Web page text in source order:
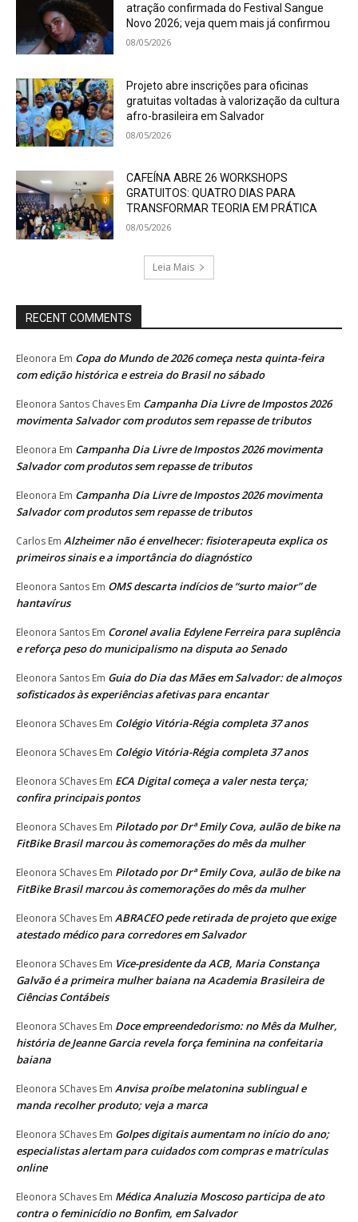
atração confirmada do Festival Sangue
Novo 2026; veja quem mais já confirmou
08/05/2026
Projeto abre inscrições para oficinas
gratuitas voltadas à valorização da cultura
afro-brasileira em Salvador
08/05/2026
CAFEÍNA ABRE 26 WORKSHOPS
GRATUITOS: QUATRO DIAS PARA
TRANSFORMAR TEORIA EM PRÁTICA
08/05/2026
Leia Mais
RECENT COMMENTS
Eleonora Em Copa do Mundo de 2026 começa nesta quinta-feira
com edição histórica e estreia do Brasil no sábado
Eleonora Santos Chaves Em Campanha Dia Livre de Impostos 2026
movimenta Salvador com produtos sem repasse de tributos
Eleonora Em Campanha Dia Livre de Impostos 2026 movimenta
Salvador com produtos sem repasse de tributos
Eleonora Em Campanha Dia Livre de Impostos 2026 movimenta
Salvador com produtos sem repasse de tributos
Carlos Em Alzheimer não é envelhecer: fisioterapeuta explica os
primeiros sinais e a importância do diagnóstico
Eleonora Santos Em OMS descarta indícios de “surto maior” de
hantavírus
Eleonora Santos Em Coronel avalia Edylene Ferreira para suplência
e reforça peso do municipalismo na disputa ao Senado
Eleonora Santos Em Guia do Dia das Mães em Salvador: de almoços
sofisticados às experiências afetivas para encantar
Eleonora SChaves Em Colégio Vitória-Régia completa 37 anos
Eleonora SChaves Em Colégio Vitória-Régia completa 37 anos
Eleonora SChaves Em ECA Digital começa a valer nesta terça;
confira principais pontos
Eleonora SChaves Em Pilotado por Drª Emily Cova, aulão de bike na
FitBike Brasil marcou às comemorações do mês da mulher
Eleonora SChaves Em Pilotado por Drª Emily Cova, aulão de bike na
FitBike Brasil marcou às comemorações do mês da mulher
Eleonora SChaves Em ABRACEO pede retirada de projeto que exige
atestado médico para corredores em Salvador
Eleonora SChaves Em Vice-presidente da ACB, Maria Constança
Galvão é a primeira mulher baiana na Academia Brasileira de
Ciências Contábeis
Eleonora SChaves Em Doce empreendedorismo: no Mês da Mulher,
história de Jeanne Garcia revela força feminina na confeitaria
baiana
Eleonora SChaves Em Anvisa proíbe melatonina sublingual e
manda recolher produto; veja a marca
Eleonora SChaves Em Golpes digitais aumentam no início do ano;
especialistas alertam para cuidados com compras e matrículas
online
Eleonora SChaves Em Médica Analuzia Moscoso participa de ato
contra o feminicídio no Bonfim, em Salvador